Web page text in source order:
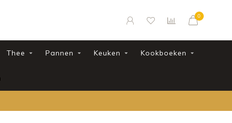
0
Thee Pannen Keuken Kookboeken